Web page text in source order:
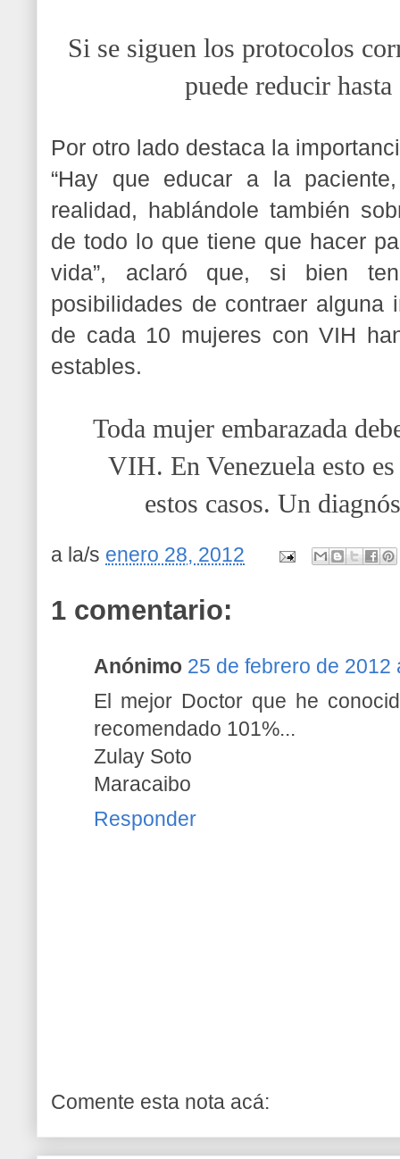
Si se siguen los protocolos
puede reducir
Por otro lado destaca la
“Hay que educar a la
realidad, hablándole también
de todo lo que tiene que hacer
vida”, aclaró que, si bien
posibilidades de contraer alguna
de cada 10 mujeres con VIH
estables.
Toda mujer embarazada
VIH. En Venezuela esto
estos casos. Un
a la/s enero 28, 2012
1 comentario:
Anónimo 25 de febrero de 2012
El mejor Doctor que he
recomendado 101%...
Zulay Soto
Maracaibo
Responder
Comente esta nota acá: